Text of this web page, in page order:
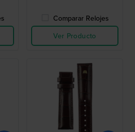
Comparar Relojes
Ver Producto